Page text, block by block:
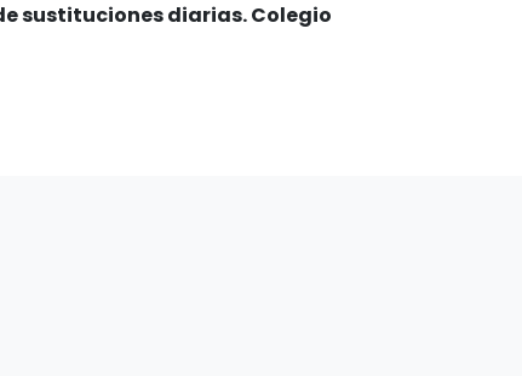
sustituciones diarias. Colegio